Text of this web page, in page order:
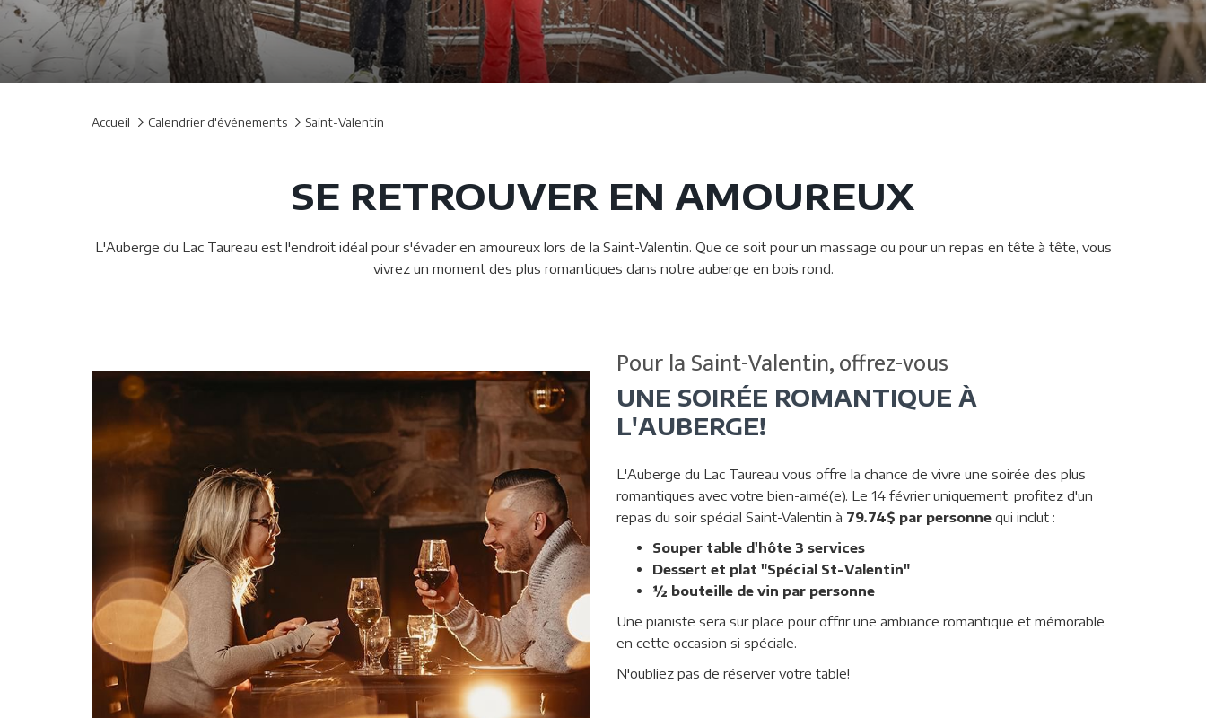
Accueil Calendrier d'événements Saint-Valentin
SE RETROUVER EN AMOUREUX
L'Auberge du Lac Taureau est l'endroit idéal pour s'évader en amoureux lors de la Saint-Valentin. Que ce soit pour un massage ou pour un repas en tête à tête, vous
vivrez un moment des plus romantiques dans notre auberge en bois rond.
Pour la Saint-Valentin, offrez-vous
UNE SOIRÉE ROMANTIQUE À
L'AUBERGE!
L'Auberge du Lac Taureau vous offre la chance de vivre une soirée des plus
romantiques avec votre bien-aimé(e). Le 14 février uniquement, profitez d'un
repas du soir spécial Saint-Valentin à 79.74$ par personne qui inclut :
Souper table d'hôte 3 services
Dessert et plat "Spécial St-Valentin"
½ bouteille de vin par personne
Une pianiste sera sur place pour offrir une ambiance romantique et mémorable
en cette occasion si spéciale.
N'oubliez pas de réserver votre table!